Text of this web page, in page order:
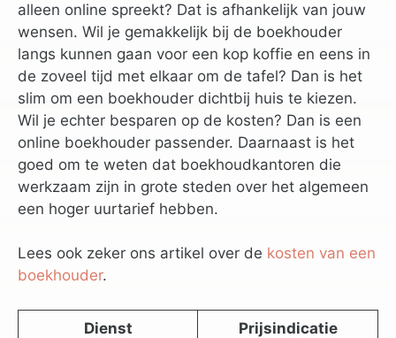
alleen online spreekt? Dat is afhankelijk van jouw
wensen. Wil je gemakkelijk bij de boekhouder
langs kunnen gaan voor een kop koffie en eens in
de zoveel tijd met elkaar om de tafel? Dan is het
slim om een boekhouder dichtbij huis te kiezen.
Wil je echter besparen op de kosten? Dan is een
online boekhouder passender. Daarnaast is het
goed om te weten dat boekhoudkantoren die
werkzaam zijn in grote steden over het algemeen
een hoger uurtarief hebben.
Lees ook zeker ons artikel over de kosten van een
boekhouder.
Dienst Prijsindicatie